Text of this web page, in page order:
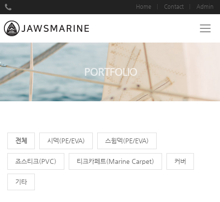
Home Contact Admin
PORTFOLIO
전체 시덱(PE/EVA) 스윔덱(PE/EVA)
죠스티크(PVC) 티크카페트(Marine Carpet) 커버
기타